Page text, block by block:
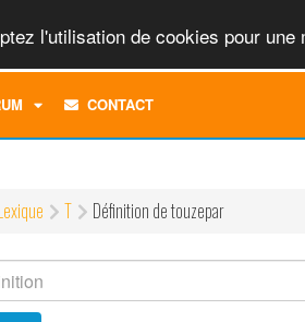
l'utilisation de cookies pour une
TOGGLECONTACT
T Définition de touzepar